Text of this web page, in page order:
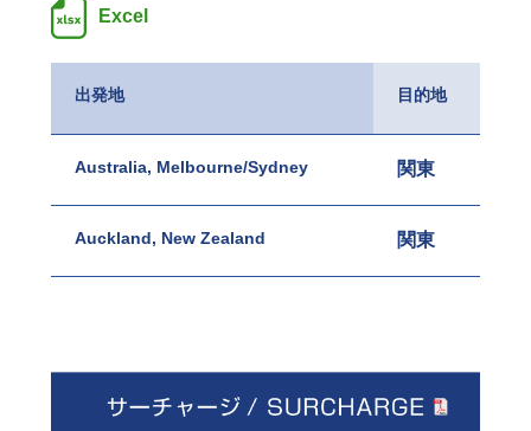
Excel
出発地 目的地
Australia, Melbourne/Sydney 関東
Auckland, New Zealand 関東